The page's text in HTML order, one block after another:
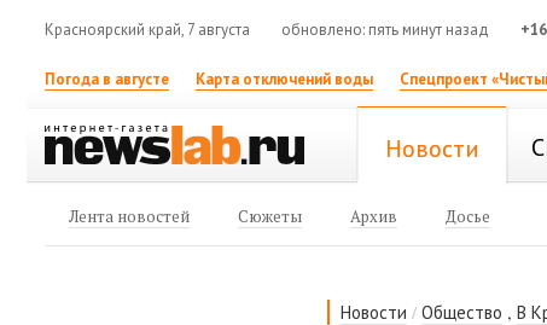
Красноярский край, 7 августа обновлено: пять минут назад
Погода в августе Карта отключений воды Спецпроект
Новости
Лента новостей Сюжеты Архив Досье
Новости /Общество ,В